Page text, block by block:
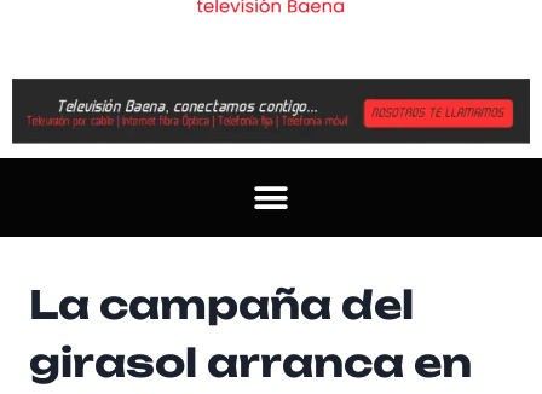
La campaña del
girasol arranca en